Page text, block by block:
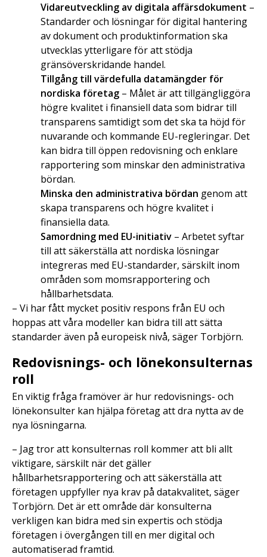
Vidareutveckling av digitala affärsdokument –
Standarder och lösningar för digital hantering
av dokument och produktinformation ska
utvecklas ytterligare för att stödja
gränsöverskridande handel.
Tillgång till värdefulla datamängder för
nordiska företag – Målet är att tillgängliggöra
högre kvalitet i finansiell data som bidrar till
transparens samtidigt som det ska ta höjd för
nuvarande och kommande EU-regleringar. Det
kan bidra till öppen redovisning och enklare
rapportering som minskar den administrativa
bördan.
Minska den administrativa bördan genom att
skapa transparens och högre kvalitet i
finansiella data.
Samordning med EU-initiativ – Arbetet syftar
till att säkerställa att nordiska lösningar
integreras med EU-standarder, särskilt inom
områden som momsrapportering och
hållbarhetsdata.
– Vi har fått mycket positiv respons från EU och
hoppas att våra modeller kan bidra till att sätta
standarder även på europeisk nivå, säger Torbjörn.
Redovisnings- och lönekonsulternas
roll
En viktig fråga framöver är hur redovisnings- och
lönekonsulter kan hjälpa företag att dra nytta av de
nya lösningarna.
– Jag tror att konsulternas roll kommer att bli allt
viktigare, särskilt när det gäller
hållbarhetsrapportering och att säkerställa att
företagen uppfyller nya krav på datakvalitet, säger
Torbjörn. Det är ett område där konsulterna
verkligen kan bidra med sin expertis och stödja
företagen i övergången till en mer digital och
automatiserad framtid.